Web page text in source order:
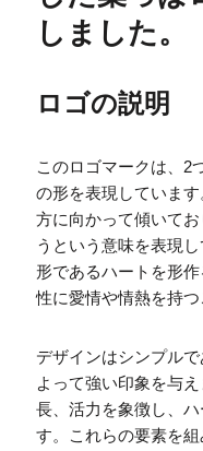
しました。
ロゴの説明
このロゴマークは、2
の形を表現していま
方に向かって傾いて
うという意味を表現
形であるハートを形
性に愛情や情熱を持つ
デザインはシンプル
よって強い印象を与
長、活力を象徴し、
す。これらの要素を